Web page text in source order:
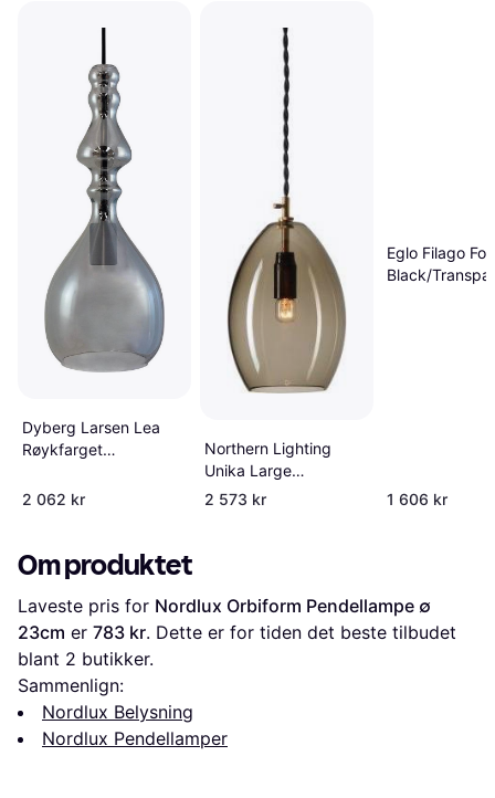
Dyberg Larsen Lea
Røykfarget
2 062 kr
Northern Lighting
Unika Large
Pendellampe ∅ 14cm
2 573 kr
Eglo Filago
Black/
1 606 kr
Om produktet
Laveste pris for Nordlux Orbiform Pendellampe ∅
23cm er 783 kr. Dette er for tiden det beste tilbudet
blant 2 butikker.
Sammenlign:
Nordlux Belysning
Nordlux Pendellamper